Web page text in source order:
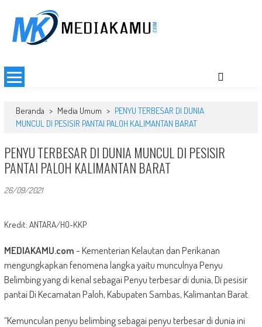
content
Beranda > Media Umum > PENYU TERBESAR DI DUNIA
MUNCUL DI PESISIR PANTAI PALOH KALIMANTAN BARAT
PENYU TERBESAR DI DUNIA MUNCUL DI PESISIR
PANTAI PALOH KALIMANTAN BARAT
26/09/2021
Kredit: ANTARA/HO-KKP
MEDIAKAMU.com-Kementerian Kelautan dan Perikanan
mengungkapkan fenomena langka yaitu munculnya Penyu
Belimbing yang di kenal sebagai Penyu terbesar di dunia, Di pesisir
pantai Di Kecamatan Paloh, Kabupaten Sambas, Kalimantan Barat.
“Kemunculan penyu belimbing sebagai penyu terbesar di dunia ini